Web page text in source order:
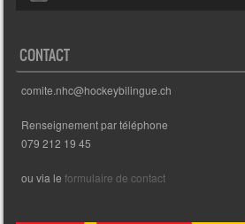
CONTACT
comite.nhc@hockeybilingue.ch
Renseignement par téléphone
079 212 19 45
ou via leformulaire de contact